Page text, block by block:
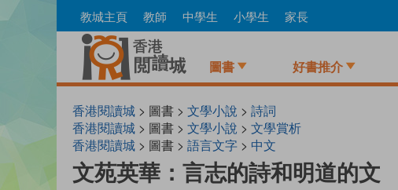
to
教城主頁 教師 中學生 小學生 家長
圖書 好書推介
香港閱讀城 > 圖書 > 文學小說 > 詩詞
香港閱讀城 > 圖書 > 文學小說 > 文學賞析
香港閱讀城 > 圖書 > 語言文字 > 中文
文苑英華：言志的詩和明道的文